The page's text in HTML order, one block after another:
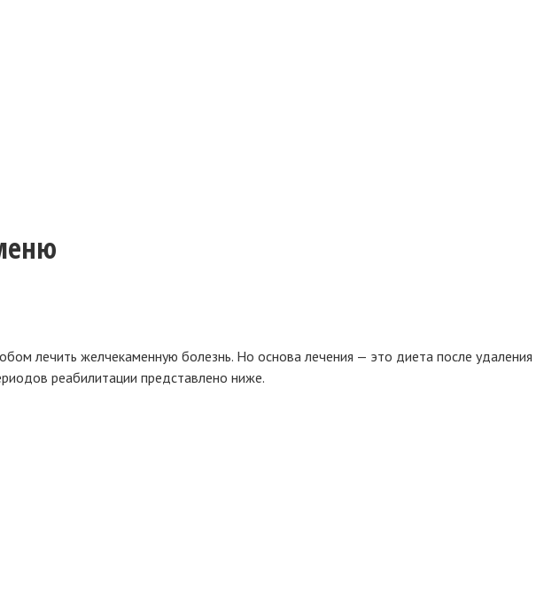
лечить желчекаменную болезнь. Но основа лечения — это диета после удаления
реабилитации представлено ниже.